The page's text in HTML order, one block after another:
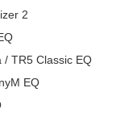
2
/ TR5 Classic EQ
EQ